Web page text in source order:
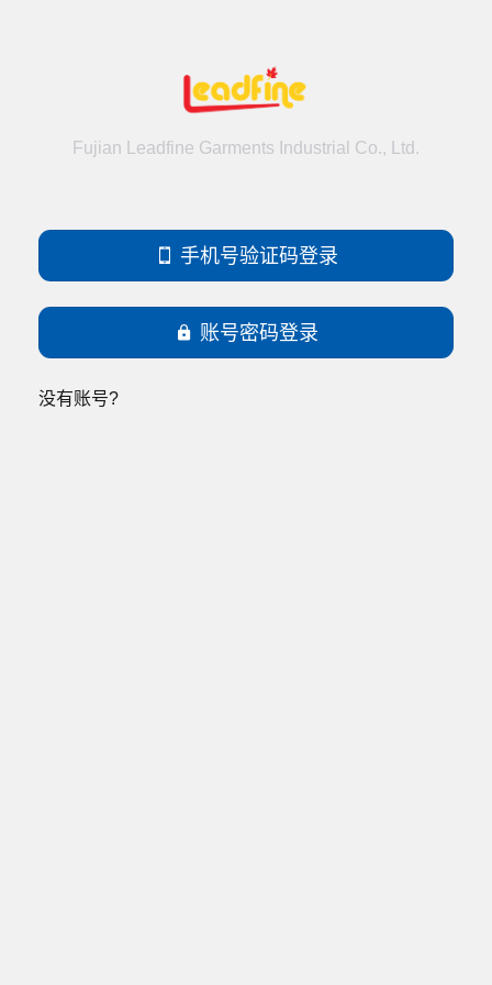
Fujian Leadfine Garments Industrial Co., Ltd.
 手机号验证码登录
 账号密码登录
没有账号?